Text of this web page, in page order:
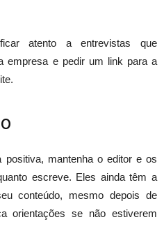
atento a entrevistas que
empresa e pedir um link para a
mantenha o editor e os
escreve. Eles ainda têm a
conteúdo, mesmo depois de
orientações se não estiverem